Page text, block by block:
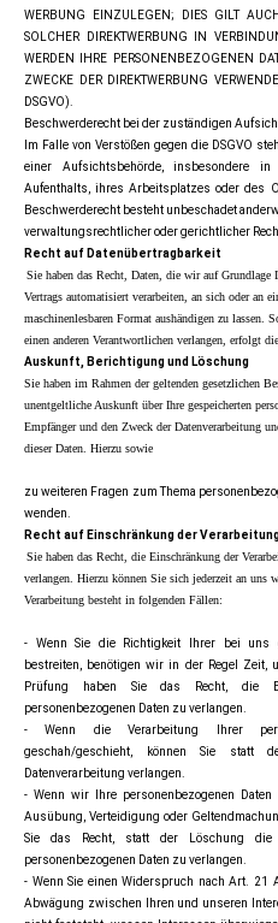
WERBUNG EINZULEGEN; DIES GILT
SOLCHER DIREKTWERBUNG IN
WERDEN IHRE PERSONENBEZOGENEN
ZWECKE DER DIREKTWERBUNG
DSGVO).
Beschwerderecht bei der zuständigen
Im Falle von Verstößen gegen die DSGVO
einer Aufsichtsbehörde, insbesondere
Aufenthalts, ihres Arbeitsplatzes oder des
Beschwerderecht besteht unbeschadet
verwaltungsrechtlicher oder gerichtlicher
Recht auf Datenübertragbarkeit
Sie haben das Recht, Daten, die wir auf
Vertrags automatisiert verarbeiten, an sich oder an
maschinenlesbaren Format aushändigen zu lassen.
einen anderen Verantwortlichen verlangen, erfolgt
Auskunft, Berichtigung und Löschung
Sie haben im Rahmen der geltenden gesetzlichen
unentgeltliche Auskunft über Ihre gespeicherten
Empfänger und den Zweck der Datenverarbeitung
dieser Daten. Hierzu sowie
zu weiteren Fragen zum Thema
wenden.
Recht auf Einschränkung der
Sie haben das Recht, die Einschränkung der
verlangen. Hierzu können Sie sich jederzeit an uns
Verarbeitung besteht in folgenden Fällen:
- Wenn Sie die Richtigkeit Ihrer bei uns
bestreiten, benötigen wir in der Regel
Prüfung haben Sie das Recht, die
personenbezogenen Daten zu verlangen.
- Wenn die Verarbeitung Ihrer
geschah/geschieht, können Sie statt
Datenverarbeitung verlangen.
- Wenn wir Ihre personenbezogenen
Ausübung, Verteidigung oder
Sie das Recht, statt der Löschung die
personenbezogenen Daten zu verlangen.
- Wenn Sie einen Widerspruch nach Art. 21
Abwägung zwischen Ihren und unseren